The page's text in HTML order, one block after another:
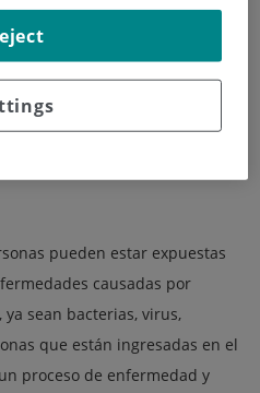
pueden estar expuestas
causadas por
sean bacterias, virus,
que están ingresadas en el
proceso de enfermedad y